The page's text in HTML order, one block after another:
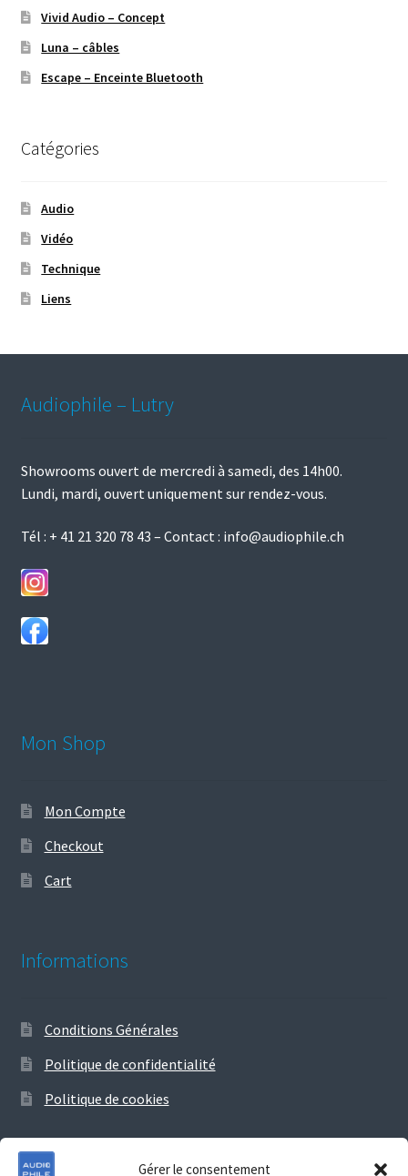
Gérer le consentement
Vivid Audio – Concept
Luna – câbles
Escape – Enceinte Bluetooth
Catégories
Audio
Vidéo
Technique
Liens
Audiophile – Lutry
Showrooms ouvert de mercredi à samedi, des 14h00.
Lundi, mardi, ouvert uniquement sur rendez-vous.
Tél : + 41 21 320 78 43 – Contact : info@audiophile.ch
Mon Shop
Mon Compte
Checkout
Cart
Informations
Conditions Générales
Politique de confidentialité
Politique de cookies